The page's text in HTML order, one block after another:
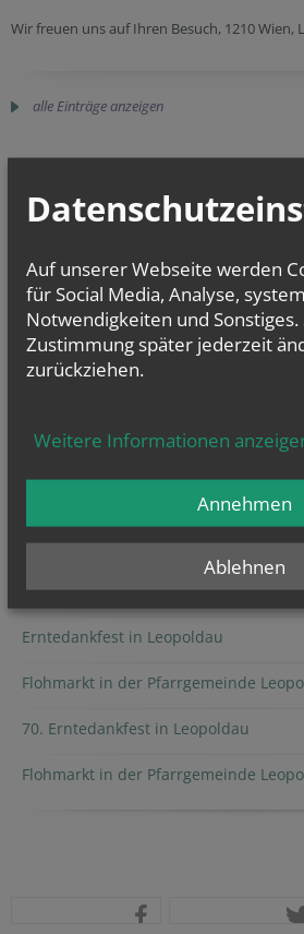
Wir freuen uns auf Ihren Besuch, 1210 Wien,
alle Einträge anzeigen
GOTTESDIENSTE
TERMINE
Derzeit finden keine
Leopoldauer Adventmarkt
Erntedankfest in Leopoldau
Flohmarkt in der Pfarrgemeinde
70. Erntedankfest in Leopoldau
Flohmarkt in der Pfarrgemeinde
Auf unserer Webseite werden
für Social Media, Analyse,
Notwendigkeiten und
Zustimmung später jederzeit
zurückziehen.
Weitere Informationen
Ablehnen
Annehmen